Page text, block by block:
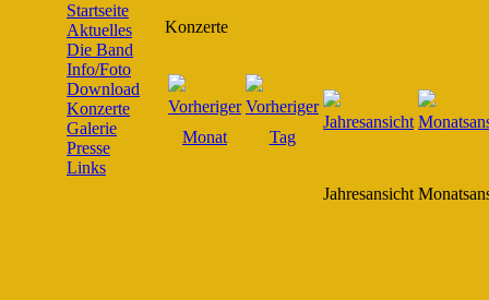
Startseite
Aktuelles
Die Band
Info/Foto
Download
Konzerte
Galerie
Presse
Links
Konzerte
Jahresansicht